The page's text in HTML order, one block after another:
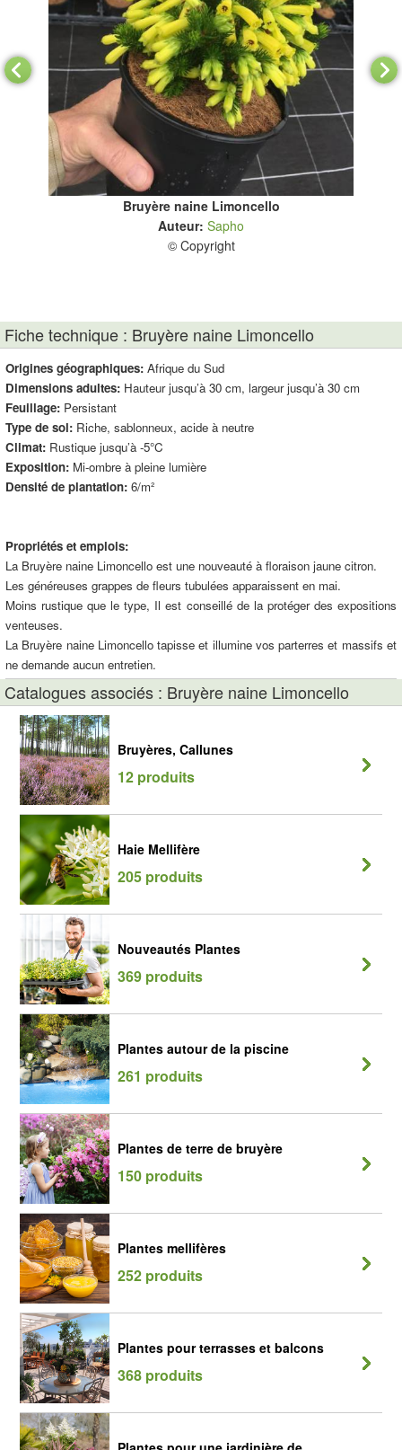
Bruyère naine Limoncello
Auteur: Sapho
© Copyright
Fiche technique : Bruyère naine Limoncello
Origines géographiques: Afrique du Sud
Dimensions adultes: Hauteur jusqu’à 30 cm, largeur jusqu’à 30 cm
Feuillage: Persistant
Type de sol: Riche, sablonneux, acide à neutre
Climat: Rustique jusqu’à -5°C
Exposition: Mi-ombre à pleine lumière
Densité de plantation: 6/m²
Propriétés et emplois:
La Bruyère naine Limoncello est une nouveauté à floraison jaune citron.
Les généreuses grappes de fleurs tubulées apparaissent en mai.
Moins rustique que le type, Il est conseillé de la protéger des expositions
venteuses.
La Bruyère naine Limoncello tapisse et illumine vos parterres et massifs et
ne demande aucun entretien.
Catalogues associés : Bruyère naine Limoncello
Bruyères, Callunes
12 produits
Haie Mellifère
205 produits
Nouveautés Plantes
369 produits
Plantes autour de la piscine
261 produits
Plantes de terre de bruyère
150 produits
Plantes mellifères
252 produits
Plantes pour terrasses et balcons
368 produits